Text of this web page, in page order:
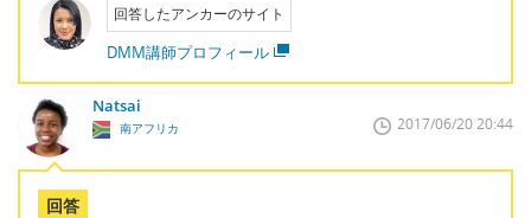
回答したアンカーのサイト
DMM講師プロフィール
Natsai
南アフリカ 2017/06/20 20:44
回答